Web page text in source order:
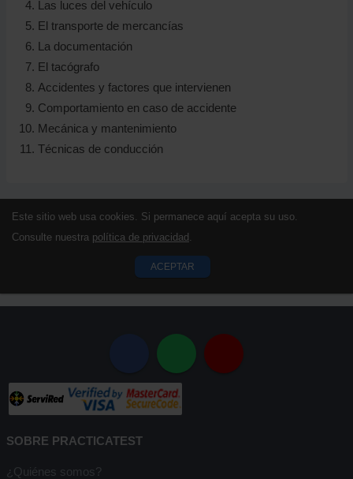
Las luces del vehículo
El transporte de mercancías
La documentación
El tacógrafo
Accidentes y factores que intervienen
Comportamiento en caso de accidente
Mecánica y mantenimiento
Técnicas de conducción
Este sitio web usa cookies. Si permanece aquí acepta su uso.
Consulte nuestra política de privacidad .
ACEPTAR
SOBRE PRACTICATEST
¿Quiénes somos?